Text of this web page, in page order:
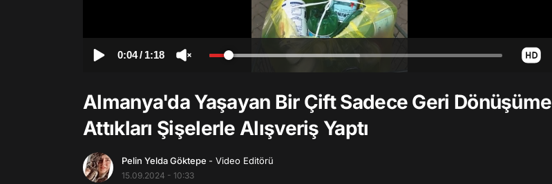
0:04/ 1:18
Almanya'da Yaşayan Bir Çift Sadece Geri Dönüşüme
Attıkları Şişelerle Alışveriş Yaptı
Pelin Yelda Göktepe - Video Editörü
15.09.2024 - 10:33